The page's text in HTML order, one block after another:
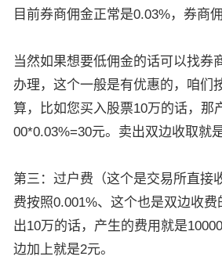
目前券商佣金正常是0.03%，券商
当然如果想要低佣金的话可以找券
办理，这个一般是有优惠的，咱们
算，比如您买入股票10万的话，那
00*0.03%=30元。卖出双边收取就是
第三：过户费（这个是交易所直接
费按照0.001%、这个也是双边收
出10万的话，产生的费用就是
边加上就是2元。